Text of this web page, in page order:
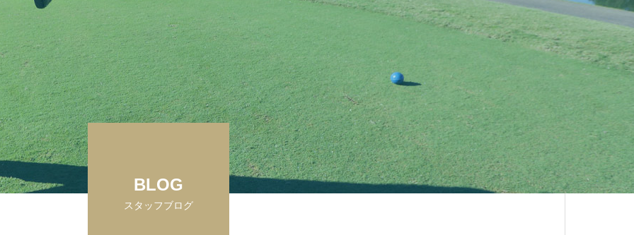
ジョージア州で開催
メジャーツアーにおい
シャフト使用
連続で優勝
DynamicGold 115 に 限定 “桜”
モデル『Dynamic Gold 115 Tou
r Issue SAKURA』
【YouTube】阿部桃子選手と対
決！カリスマフィッター吉田智
によるSteelFiber対決シリーズ第
四弾
新年あけまし
います
BLOG
スタッフブログ